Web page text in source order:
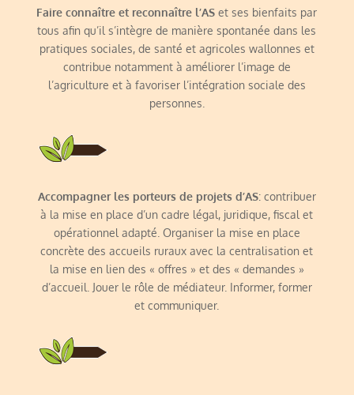
Faire connaître et reconnaître l’AS et ses bienfaits par
tous afin qu’il s’intègre de manière spontanée dans les
pratiques sociales, de santé et agricoles wallonnes et
contribue notamment à améliorer l’image de
l’agriculture et à favoriser l’intégration sociale des
personnes.
Accompagner les porteurs de projets d’AS: contribuer
à la mise en place d’un cadre légal, juridique, fiscal et
opérationnel adapté. Organiser la mise en place
concrète des accueils ruraux avec la centralisation et
la mise en lien des « offres » et des « demandes »
d’accueil. Jouer le rôle de médiateur. Informer, former
et communiquer.